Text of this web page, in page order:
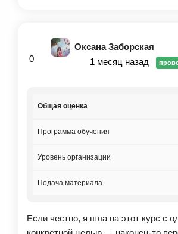
0
Оксана Заборская
1 месяц назад
Общая оценка
Программа обучения
Уровень организации
Подача материала
Если честно, я шла на этот курс с